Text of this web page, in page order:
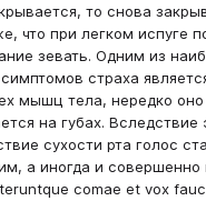
то снова
что при легком испуге
зевать. Одним из
страха
мышц тела, нередко
на губах. Вследствие
сухости рта голос
а иногда и совершенно
comae et vox